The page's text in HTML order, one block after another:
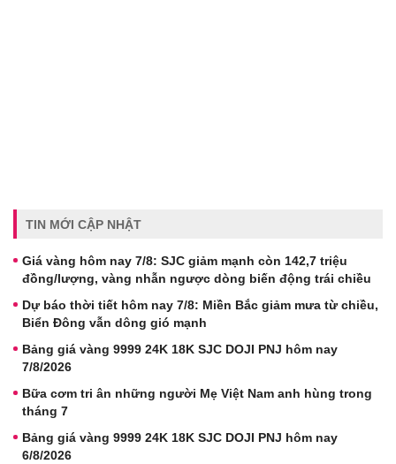
TIN MỚI CẬP NHẬT
Giá vàng hôm nay 7/8: SJC giảm mạnh còn 142,7 triệu
đồng/lượng, vàng nhẫn ngược dòng biến động trái chiều
Dự báo thời tiết hôm nay 7/8: Miền Bắc giảm mưa từ chiều,
Biển Đông vẫn dông gió mạnh
Bảng giá vàng 9999 24K 18K SJC DOJI PNJ hôm nay
7/8/2026
Bữa cơm tri ân những người Mẹ Việt Nam anh hùng trong
tháng 7
Bảng giá vàng 9999 24K 18K SJC DOJI PNJ hôm nay
6/8/2026